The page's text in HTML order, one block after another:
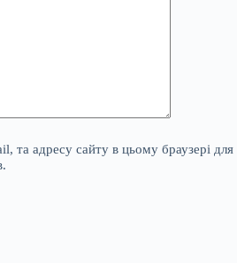
та адресу сайту в цьому браузері для